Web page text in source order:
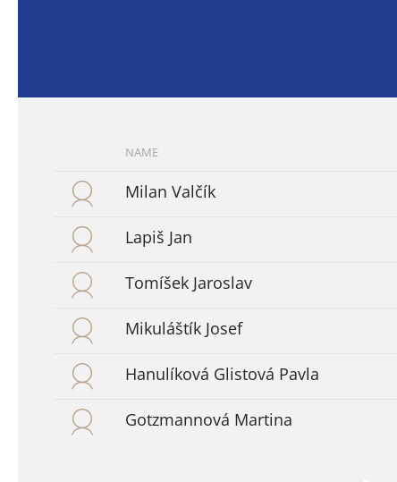
NAME
Milan Valčík
Lapiš Jan
Tomíšek Jaroslav
Mikuláštík Josef
Hanulíková Glistová Pavla
Gotzmannová Martina